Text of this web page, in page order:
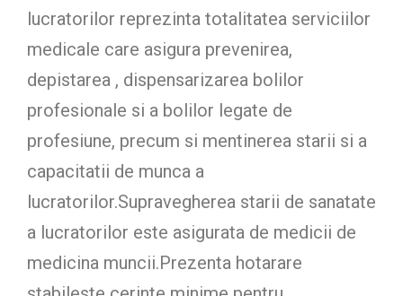
lucratorilor reprezinta totalitatea serviciilor
medicale care asigura prevenirea,
depistarea , dispensarizarea bolilor
profesionale si a bolilor legate de
profesiune, precum si mentinerea starii si a
capacitatii de munca a
lucratorilor.Supravegherea starii de sanatate
a lucratorilor este asigurata de medicii de
medicina muncii.Prezenta hotarare